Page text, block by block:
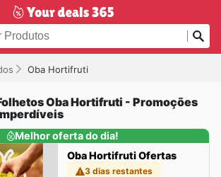
Oba Hortifruti
Oba Hortifruti - Promoções
Melhor oferta do dia!
Oba Hortifruti Ofertas
3 dias restantes